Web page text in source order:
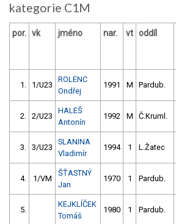
kategorie C1M
por. vk jméno nar. vt oddíl
1. 1/U23
ROLENC
Ondřej
1991 M Pardub.
2. 2/U23
HALEŠ
Antonín
1992 M Č.Kruml.
3. 3/U23
SLANINA
Vladimír
1994 1 L.Žatec
4. 1/VM
ŠŤASTNÝ
Jan
1970 1 Pardub.
5.
KEJKLÍČEK
Tomáš
1980 1 Pardub.